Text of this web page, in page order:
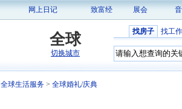
网上日记 致富经 展会
全球
切换城市
找房子 找工作
全球生活服务 > 全球婚礼/庆典